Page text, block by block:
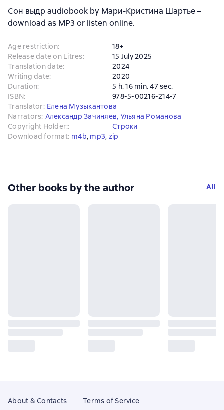
Сон выдр audiobook by Мари-Кристина Шартье –
download as MP3 or listen online.
Age restriction:
18+
Release date on Litres:
15 July 2025
Translation date:
2024
Writing date:
2020
Duration:
5 h. 16 min. 47 sec.
ISBN:
978-5-00216-214-7
Translator: Елена Музыкантова
Narrators: Александр Зачиняев, Ульяна Романова
Copyright Holder::
Строки
Download format: m4b, mp3, zip
Other books by the author All
About & Contacts Terms of Service